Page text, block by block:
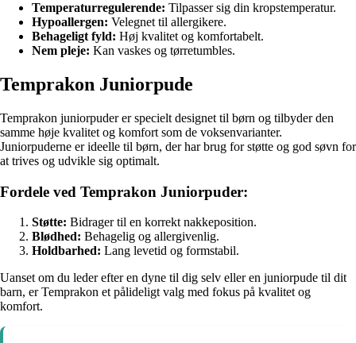
Temperaturregulerende: Tilpasser sig din kropstemperatur.
Hypoallergen: Velegnet til allergikere.
Behageligt fyld: Høj kvalitet og komfortabelt.
Nem pleje: Kan vaskes og tørretumbles.
Temprakon Juniorpude
Temprakon juniorpuder er specielt designet til børn og tilbyder den
samme høje kvalitet og komfort som de voksenvarianter.
Juniorpuderne er ideelle til børn, der har brug for støtte og god søvn for
at trives og udvikle sig optimalt.
Fordele ved Temprakon Juniorpuder:
Støtte: Bidrager til en korrekt nakkeposition.
Blødhed: Behagelig og allergivenlig.
Holdbarhed: Lang levetid og formstabil.
Uanset om du leder efter en dyne til dig selv eller en juniorpude til dit
barn, er Temprakon et pålideligt valg med fokus på kvalitet og
komfort.